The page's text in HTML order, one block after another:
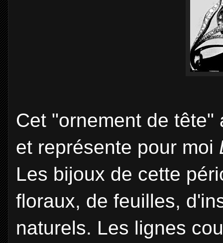
Cet "ornement de
et représente pour moi
Les bijoux de cette
floraux, de feuilles,
naturels. Les lignes